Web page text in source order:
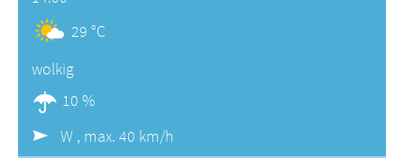
29 °C
wolkig
10 %
W , max. 40 km/h